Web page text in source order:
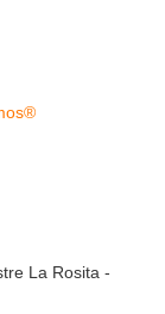
La Rosita -